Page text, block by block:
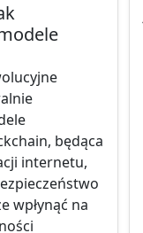
będąca
internetu,
wpłynąć na